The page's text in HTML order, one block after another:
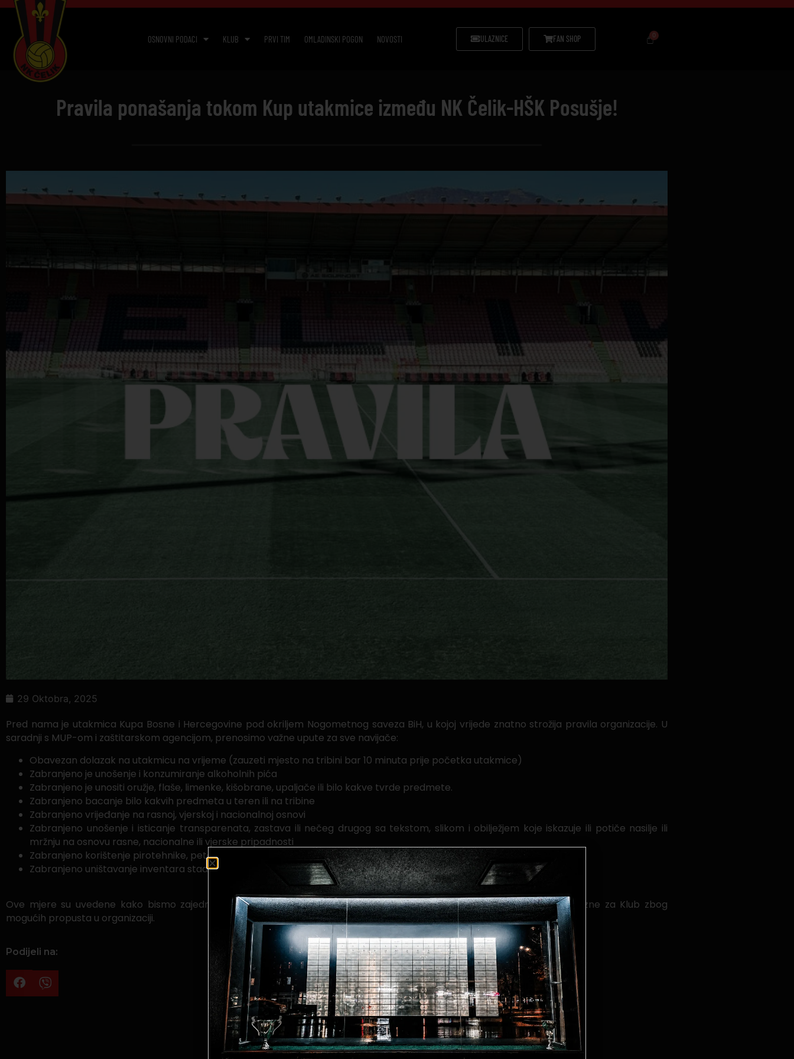
OSNOVNI PODACI KLUB PRVI TIM OMLADINSKI POGON NOVOSTI ULAZNICE FAN SHOP
Pravila ponašanja tokom Kup utakmice između NK Čelik-HŠK Posušje!
29 Oktobra, 2025
Pred nama je utakmica Kupa Bosne i Hercegovine pod okriljem Nogometnog saveza BiH, u kojoj vrijede znatno strožija pravila organizacije. U
saradnji s MUP-om i zaštitarskom agencijom, prenosimo važne upute za sve navijače:
Obavezan dolazak na utakmicu na vrijeme (zauzeti mjesto na tribini bar 10 minuta prije početka utakmice)
Zabranjeno je unošenje i konzumiranje alkoholnih pića
Zabranjeno je unositi oružje, flaše, limenke, kišobrane, upaljače ili bilo kakve tvrde predmete.
Zabranjeno bacanje bilo kakvih predmeta u teren ili na tribine
Zabranjeno vrijeđanje na rasnoj, vjerskoj i nacionalnoj osnovi
Zabranjeno unošenje i isticanje transparenata, zastava ili nečeg drugog sa tekstom, slikom i obilježjem koje iskazuje ili potiče nasilje ili
mržnju na osnovu rasne, nacionalne ili vjerske pripadnosti
Zabranjeno korištenje pirotehnike, petardi i slično
Zabranjeno uništavanje inventara stadiona
Ove mjere su uvedene kako bismo zajedno osigurali sportski ambijent, pravu nogometnu atmosferu i izbjegli visoke kazne za Klub zbog
mogućih propusta u organizaciji.
Podijeli na: